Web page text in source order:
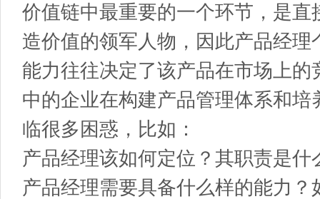
价值链中最重要的一个环节，是
造价值的领军人物，因此产品经
能力往往决定了该产品在市场上
中的企业在构建产品管理体系和
临很多困惑，比如：
产品经理该如何定位？其职责是什
产品经理需要具备什么样的能力？